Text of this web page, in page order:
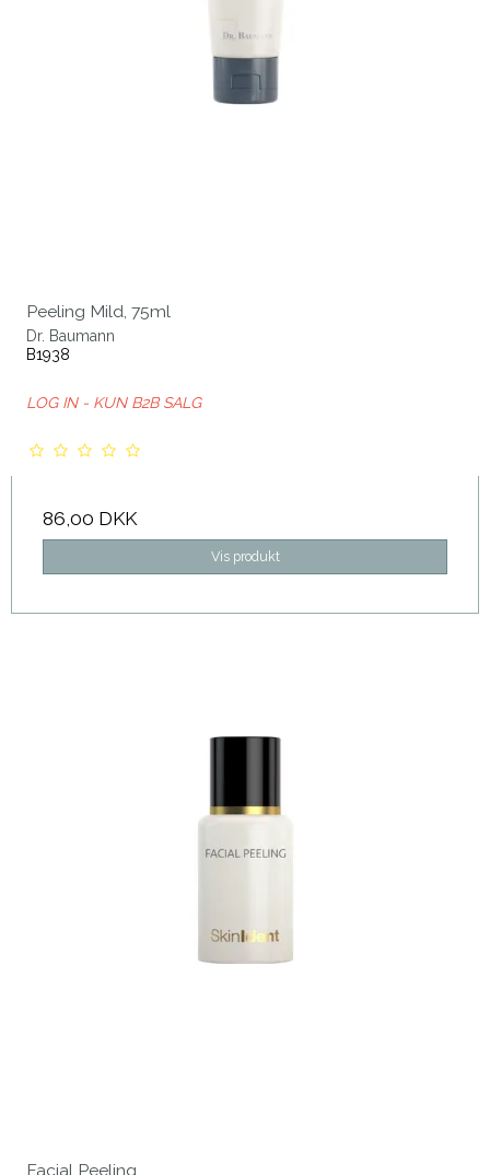
Peeling Mild, 75ml
Dr. Baumann
B1938
LOG IN - KUN B2B SALG
86,00 DKK
Vis produkt
Facial Peeling